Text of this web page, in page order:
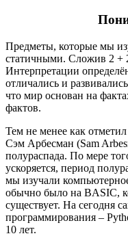
Предметы, которые мы
статичными. Сложив 2 +
Интерпретации
отличались и
что мир основан на
фактов.
Тем не менее как
Сэм Арбесман (Sam
полураспада. По мере
ускоряется, период
мы изучали
обычно было на BASIC,
существует. На сегодня
программирования –
10 лет.